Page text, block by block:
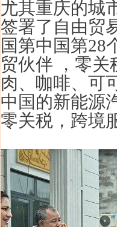
尤其重庆的城
签署了自由贸
国第中国第28
贸伙伴 ，零关
肉、咖啡、可
中国的新能源
零关税，跨境